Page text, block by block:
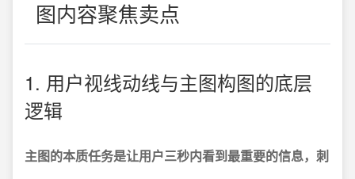
图内容聚焦卖点
1. 用户视线动线与主图构图的底层
逻辑
主图的本质任务是让用户三秒内看到最重要的信息，刺